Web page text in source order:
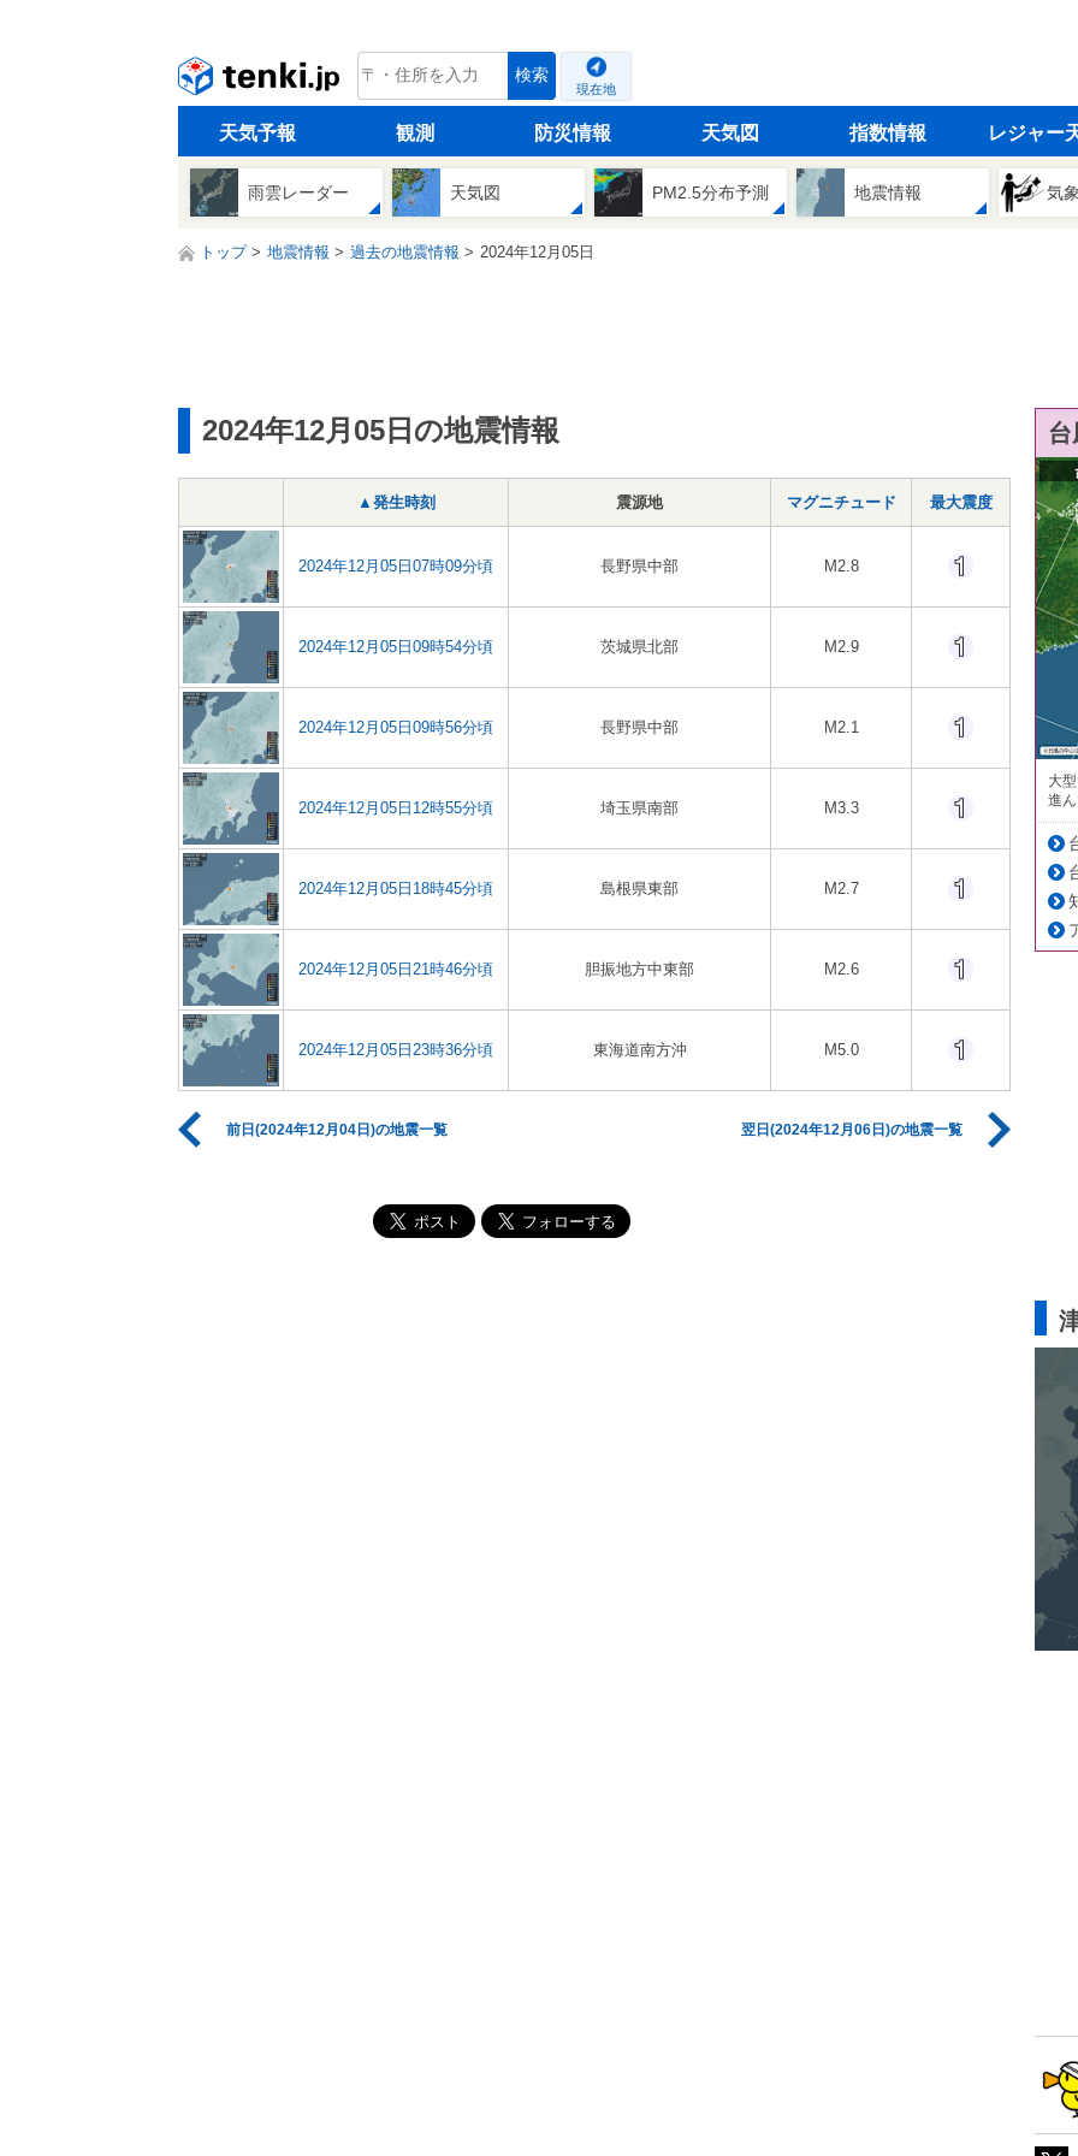
tenki.jp 検索
現在地
天気予報 観測 防災情報 天気図 指数情報 レジャー
雨雲レーダー 天気図 PM2.5分布予測 地震情報 気
トップ 地震情報 過去の地震情報 2024年12月05日
2024年12月05日の地震情報
▲発生時刻 震源地 マグニチュード 最大震度
2024年12月05日07時09分頃 長野県中部 M2.8
2024年12月05日09時54分頃 茨城県北部 M2.9
2024年12月05日09時56分頃 長野県中部 M2.1
2024年12月05日12時55分頃 埼玉県南部 M3.3
2024年12月05日18時45分頃 島根県東部 M2.7
2024年12月05日21時46分頃 胆振地方中東部 M2.6
2024年12月05日23時36分頃 東海道南方沖 M5.0
前日(2024年12月04日)の地震一覧 翌日(2024年12月06日)の地震一覧
大
進